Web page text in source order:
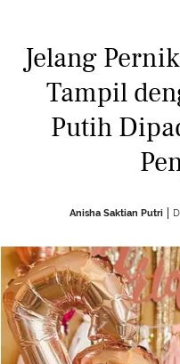
Jelang
Tampil
Putih
Anisha Saktian Putri